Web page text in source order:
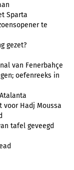
Sparta
te
gezet?
van Fenerbahçe
oefenreeks in
voor Hadj Moussa
tafel geveegd